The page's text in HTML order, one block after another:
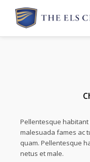
Pellentesque
malesuada fames ac
quam. Pellentesque
netus et male.